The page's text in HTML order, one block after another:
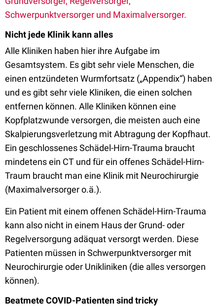
Schwerpunktversorger und Maximalversorger.
Nicht jede Klinik kann alles
Alle Kliniken haben hier ihre Aufgabe im
Gesamtsystem. Es gibt sehr viele Menschen, die
einen entzündeten Wurmfortsatz („Appendix“) haben
und es gibt sehr viele Kliniken, die einen solchen
entfernen können. Alle Kliniken können eine
Kopfplatzwunde versorgen, die meisten auch eine
Skalpierungsverletzung mit Abtragung der Kopfhaut.
Ein geschlossenes Schädel-Hirn-Trauma braucht
mindetens ein CT und für ein offenes Schädel-Hirn-
Traum braucht man eine Klinik mit Neurochirurgie
(Maximalversorger o.ä.).
Ein Patient mit einem offenen Schädel-Hirn-Trauma
kann also nicht in einem Haus der Grund- oder
Regelversorgung adäquat versorgt werden. Diese
Patienten müssen in Schwerpunktversorger mit
Neurochirurgie oder Unikliniken (die alles versorgen
können).
Beatmete COVID-Patienten sind tricky